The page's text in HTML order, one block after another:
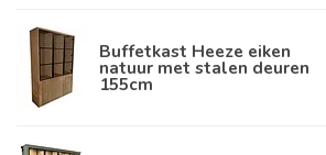
Buffetkast Heeze eiken
natuur met stalen deuren
155cm